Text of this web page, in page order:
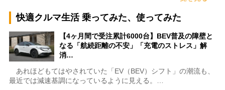
快適クルマ生活 乗ってみた、使ってみた
【4ヶ月間で受注累計6000台】BEV普及の障壁と
なる「航続距離の不安」「充電のストレス」解
消…
あれほどもてはやされていた「EV（BEV）シフト」の潮流も、
最近では減速基調になっているように見える。…